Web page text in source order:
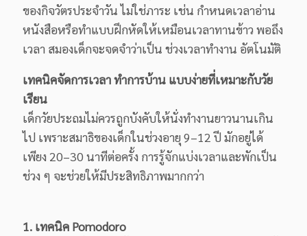
ของกิจวัตรประจำวัน ไม่ใช่ภาระ เช่น กำหนดเวลาอ่าน
หนังสือหรือทำแบบฝึกหัดให้เหมือนเวลาทานข้าว พอถึง
เวลา สมองเด็กจะจดจำว่าเป็น ช่วงเวลาทำงาน อัตโนมัติ
เทคนิคจัดการเวลา ทำการบ้าน แบบง่ายที่เหมาะกับวัย
เรียน
เด็กวัยประถมไม่ควรถูกบังคับให้นั่งทำงานยาวนานเกิน
ไป เพราะสมาธิของเด็กในช่วงอายุ 9–12 ปี มักอยู่ได้
เพียง 20–30 นาทีต่อครั้ง การรู้จักแบ่งเวลาและพักเป็น
ช่วง ๆ จะช่วยให้มีประสิทธิภาพมากกว่า
1. เทคนิค Pomodoro